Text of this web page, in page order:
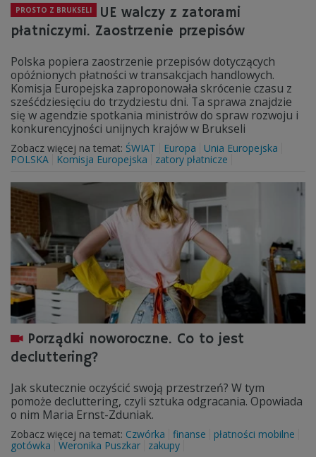
PROSTO Z BRUKSELI
UE walczy z zatorami
płatniczymi. Zaostrzenie przepisów
Polska popiera zaostrzenie przepisów dotyczących
opóźnionych płatności w transakcjach handlowych.
Komisja Europejska zaproponowała skrócenie czasu z
sześćdziesięciu do trzydziestu dni. Ta sprawa znajdzie
się w agendzie spotkania ministrów do spraw rozwoju i
konkurencyjności unijnych krajów w Brukseli
Zobacz więcej na temat: ŚWIAT Europa
Unia Europejska
POLSKA
Komisja Europejska zatory płatnicze
Porządki noworoczne. Co to jest
decluttering?
Jak skutecznie oczyścić swoją przestrzeń? W tym
pomoże decluttering, czyli sztuka odgracania. Opowiada
o nim Maria Ernst-Zduniak.
Zobacz więcej na temat: Czwórka finanse
płatności mobilne
gotówka
Weronika Puszkar zakupy